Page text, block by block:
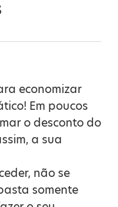
economizar
Em poucos
o desconto do
a sua
não se
somente